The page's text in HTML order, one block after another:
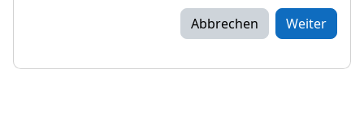
Abbrechen Weiter